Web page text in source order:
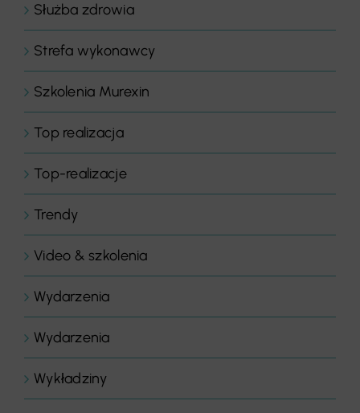
Służba zdrowia
Strefa wykonawcy
Szkolenia Murexin
Top realizacja
Top-realizacje
Trendy
Video & szkolenia
Wydarzenia
Wydarzenia
Wykładziny